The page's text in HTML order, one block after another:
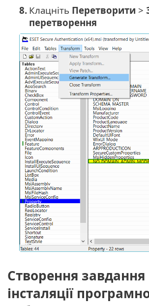
8. Клацніть Перетворити >
перетворення
Створення завдання
інсталяції